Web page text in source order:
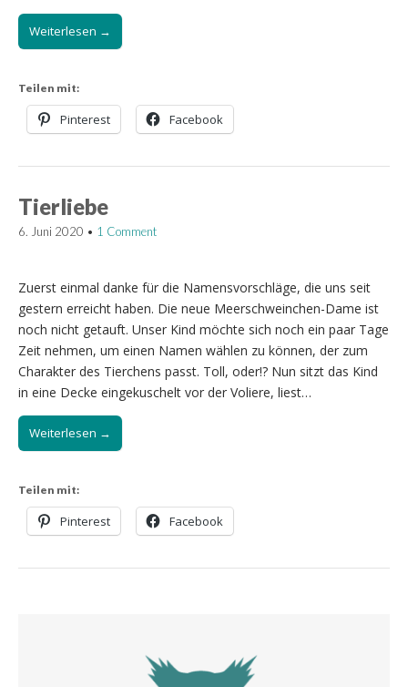
Weiterlesen →
Teilen mit:
Pinterest Facebook
Tierliebe
6. Juni 2020 • 1 Comment
Zuerst einmal danke für die Namensvorschläge, die uns seit
gestern erreicht haben. Die neue Meerschweinchen-Dame ist
noch nicht getauft. Unser Kind möchte sich noch ein paar Tage
Zeit nehmen, um einen Namen wählen zu können, der zum
Charakter des Tierchens passt. Toll, oder!? Nun sitzt das Kind
in eine Decke eingekuschelt vor der Voliere, liest…
Weiterlesen →
Teilen mit:
Pinterest Facebook